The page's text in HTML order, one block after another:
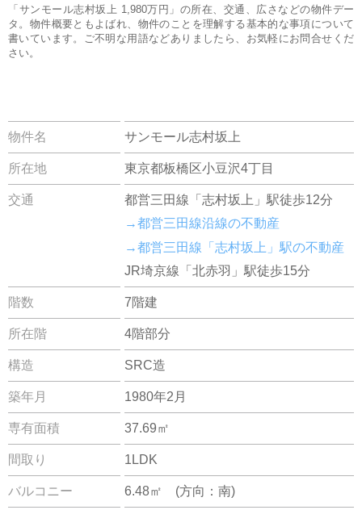
「サンモール志村坂上 1,980万円」の所在、交通、広さなどの物件デー
タ。物件概要ともよばれ、物件のことを理解する基本的な事項について
書いています。ご不明な用語などありましたら、お気軽にお問合せくだ
さい。
物件名 サンモール志村坂上
所在地 東京都板橋区小豆沢4丁目
交通
都営三田線「志村坂上」駅徒歩12分
→都営三田線沿線の不動産
→都営三田線「志村坂上」駅の不動産
JR埼京線「北赤羽」駅徒歩15分
階数 7階建
所在階 4階部分
構造 SRC造
築年月 1980年2月
専有面積 37.69㎡
間取り 1LDK
バルコニー 6.48㎡ (方向：南)